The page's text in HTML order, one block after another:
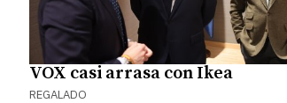
VOX casi arrasa con Ikea
REGALADO